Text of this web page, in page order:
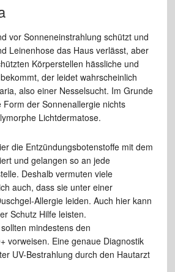
vor Sonneneinstrahlung schützt und
Leinenhose das Haus verlässt, aber
Körperstellen hässliche und
der leidet wahrscheinlich
also einer Nesselsucht. Im Grunde
der Sonnenallergie nichts
Lichtdermatose.
die Entzündungsbotenstoffe mit dem
und gelangen so an jede
Deshalb vermuten viele
auch, dass sie unter einer
Allergie leiden. Auch hier kann
Schutz Hilfe leisten.
mindestens den
vorweisen. Eine genaue Diagnostik
UV-Bestrahlung durch den Hautarzt